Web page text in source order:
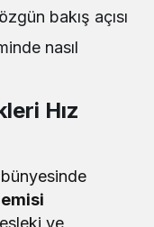
bakış açısı
nasıl
Hız
ve